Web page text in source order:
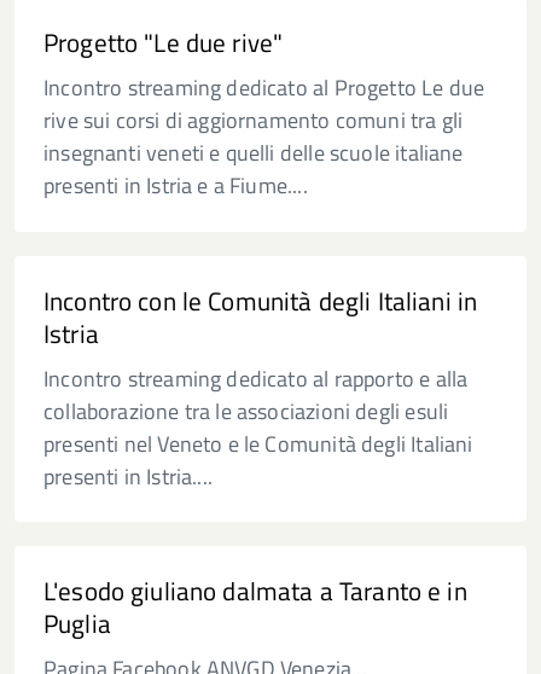
Progetto "Le due rive"
Incontro streaming dedicato al Progetto Le due
rive sui corsi di aggiornamento comuni tra gli
insegnanti veneti e quelli delle scuole italiane
presenti in Istria e a Fiume....
Incontro con le Comunità degli Italiani in
Istria
Incontro streaming dedicato al rapporto e alla
collaborazione tra le associazioni degli esuli
presenti nel Veneto e le Comunità degli Italiani
presenti in Istria....
L'esodo giuliano dalmata a Taranto e in
Puglia